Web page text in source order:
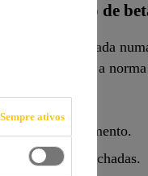
proteção de
baseada
Revestimento de proteção
e ao envelhecimento.
das fachadas.
Sempre ativos